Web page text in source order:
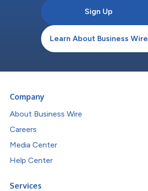
Sign Up
Learn About Business Wire
Company
About Business Wire
Careers
Media Center
Help Center
Services